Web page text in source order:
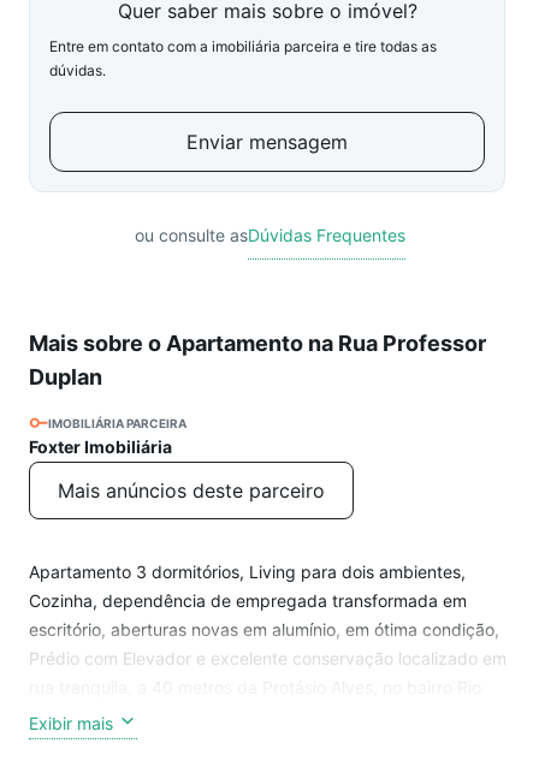
Quer saber mais sobre o imóvel?
Entre em contato com a imobiliária parceira e tire todas as
dúvidas.
Enviar mensagem
ou consulte asDúvidas Frequentes
Mais sobre o Apartamento na Rua Professor
Duplan
IMOBILIÁRIA PARCEIRA
Foxter Imobiliária
Mais anúncios deste parceiro
Apartamento 3 dormitórios, Living para dois ambientes,
Cozinha, dependência de empregada transformada em
escritório, aberturas novas em alumínio, em ótima condição,
Prédio com Elevador e excelente conservação localizado em
Branco entre a Rua Álvaro Alvim e Av. Protásio Alves,
próximo ao Hospital de Clínicas, Colégio Americano e
Exibir mais